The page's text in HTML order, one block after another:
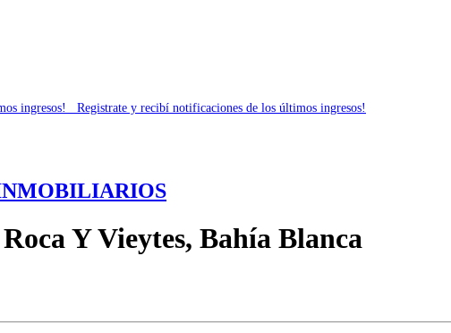
Registrate y recibí notificaciones de los últimos ingresos!
Y Vieytes, Bahía Blanca